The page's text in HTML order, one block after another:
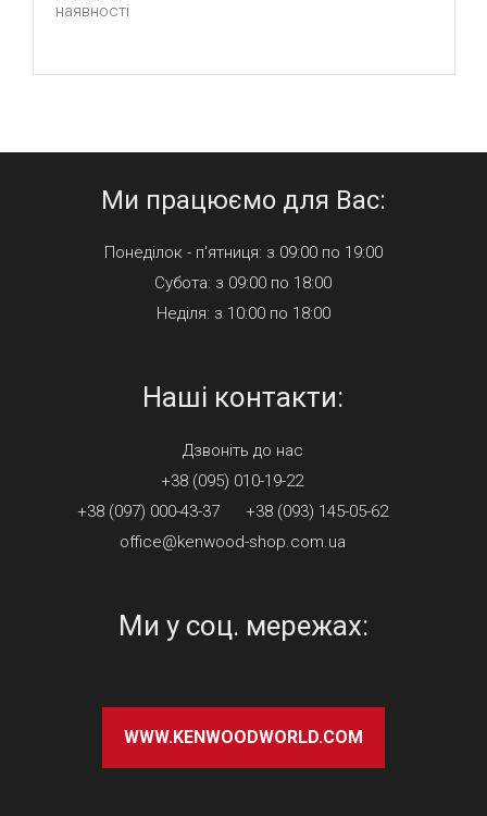
наявності
Ми працюємо для Вас:
Понеділок - п'ятниця: з 09:00 по 19:00
Субота: з 09:00 по 18:00
Неділя: з 10:00 по 18:00
Наші контакти:
Дзвонiть до нас
+38 (095) 010-19-22
+38 (097) 000-43-37
+38 (093) 145-05-62
office@kenwood-shop.com.ua
Ми у соц. мережах:
WWW.KENWOODWORLD.COM